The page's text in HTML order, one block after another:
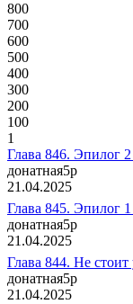
800
700
600
500
400
300
200
100
1
Глава 846. Эпилог
донатная5p
21.04.2025
Глава 845. Эпилог
донатная5p
21.04.2025
Глава 844. Не
донатная5p
21.04.2025